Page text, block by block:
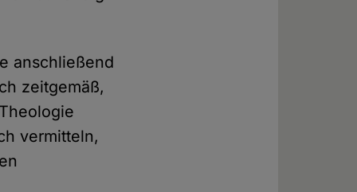
anschließend
zeitgemäß,
vermitteln,